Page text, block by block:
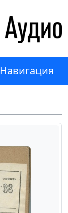
Навигация